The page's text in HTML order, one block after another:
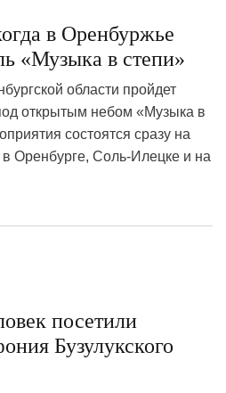
в Оренбуржье
«Музыка в степи»
области пройдет
открытым небом «Музыка в
состоятся сразу на
в Оренбурге, Соль-Илецке и на
посетили
Бузулукского